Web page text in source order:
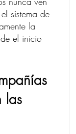
sistema de
la
el inicio
las